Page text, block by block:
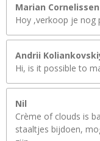
Marian Cornelissen
Hoy ,verkoop je nog
Andrii
Hi, is it possible to
Nil
Crème of clouds is
staaltjes bijdoen,